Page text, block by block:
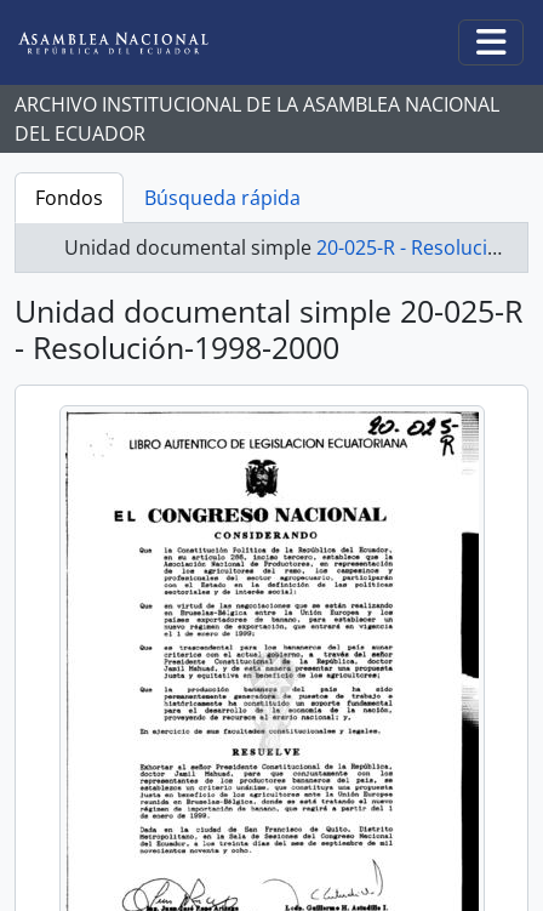
ARCHIVO INSTITUCIONAL DE LA ASAMBLEA NACIONAL
DEL ECUADOR
Fondos
Búsqueda rápida
Unidad documental simple20-025-R - Resolución-1998-2000
Unidad documental simple 20-025-R
- Resolución-1998-2000